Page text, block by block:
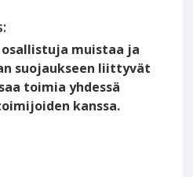
muistaa ja
suojaukseen liittyvät
toimia yhdessä
kanssa.